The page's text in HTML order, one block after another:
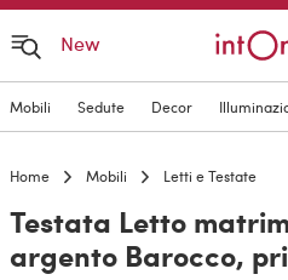
New
Mobili Sedute Decor
Home Mobili Letti e Testate
Testata Letto
argento Barocco,